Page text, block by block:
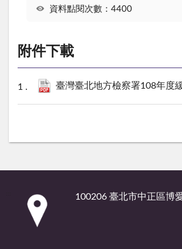
資料點閱次數：4400
附件下載
臺灣臺北地方檢察署108年度緩起訴處分金與認罪協
100206 臺北市中正區博